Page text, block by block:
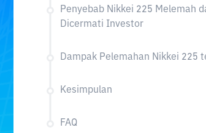
Penyebab Nikkei 225 Melemah
Dicermati Investor
Dampak Pelemahan Nikkei 225
Kesimpulan
FAQ